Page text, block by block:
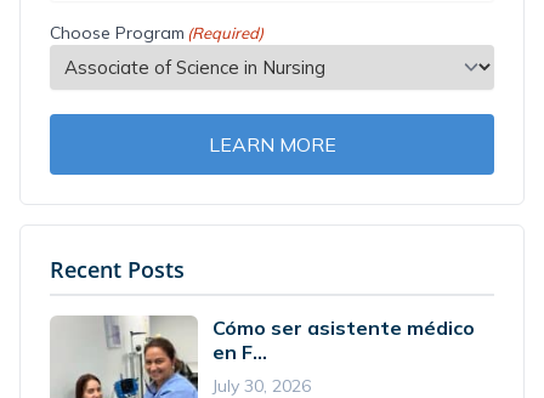
Choose Program (Required)
LEARN MORE
Recent Posts
Cómo ser asistente médico
en F...
July 30, 2026